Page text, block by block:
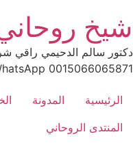
to
content
شيخ
دكتور سالم الدحيمي راقي
0015066065871 WhatsApp | واتس آب .
الرئيسية المدونة
المنتدى الروحاني